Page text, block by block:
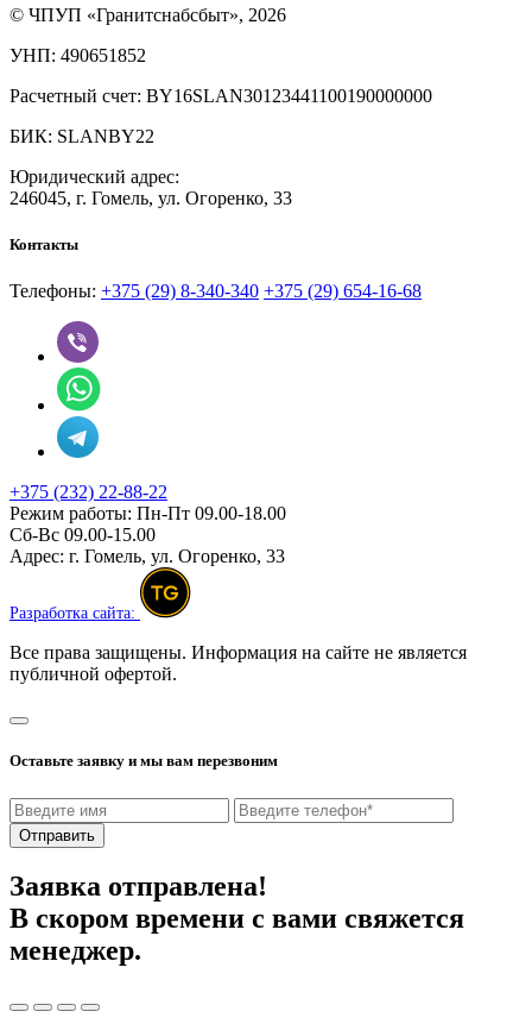
© ЧПУП «Гранитснабсбыт», 2026
УНП: 490651852
Расчетный счет: BY16SLAN30123441100190000000
БИК: SLANBY22
Юридический адрес:
246045, г. Гомель, ул. Огоренко, 33
Контакты
Телефоны: +375 (29) 8-340-340 +375 (29) 654-16-68
+375 (232) 22-88-22
Режим работы: Пн-Пт 09.00-18.00
Сб-Вс 09.00-15.00
Адрес: г. Гомель, ул. Огоренко, 33
Разработка сайта:
Все права защищены. Информация на сайте не является
публичной офертой.
Оставьте заявку и мы вам перезвоним
Отправить
Заявка отправлена!
В скором времени с вами свяжется
менеджер.